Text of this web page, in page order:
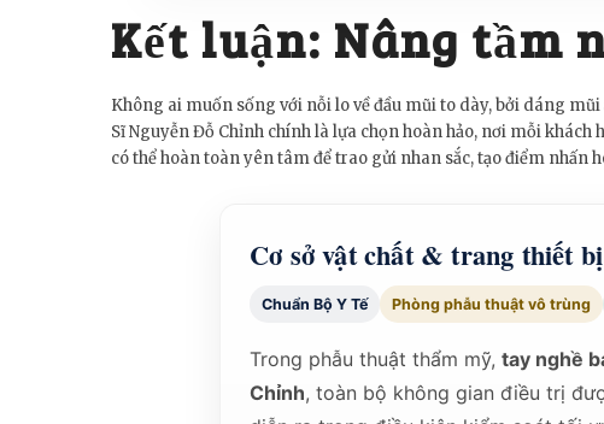
Kết luận: Nâng tầm
Không ai muốn sống với nỗi lo về đầu mũi to dày, bởi dáng
Sĩ Nguyễn Đỗ Chỉnh chính là lựa chọn hoàn hảo, nơi mỗi
có thể hoàn toàn yên tâm để trao gửi nhan sắc, tạo điểm nhấn
Cơ sở vật chất & trang thiết
Chuẩn Bộ Y Tế Phòng phẫu thuật vô trùng
Trong phẫu thuật thẩm mỹ, tay nghề
Chỉnh, toàn bộ không gian điều trị